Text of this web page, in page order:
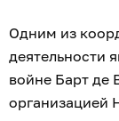
Одним из
деятельности
войне Барт де
организацией